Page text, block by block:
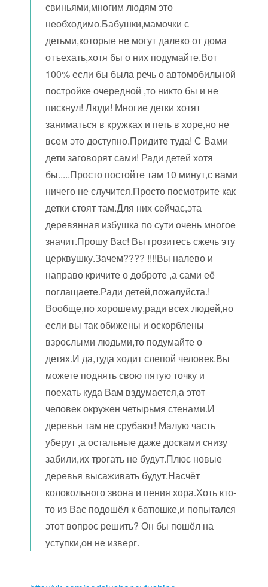
свиньями,многим людям это
необходимо.Бабушки,мамочки с
детьми,которые не могут далеко от дома
отъехать,хотя бы о них подумайте.Вот
100% если бы была речь о автомобильной
постройке очередной ,то никто бы и не
пискнул! Люди! Многие детки хотят
заниматься в кружках и петь в хоре,но не
всем это доступно.Придите туда! С Вами
дети заговорят сами! Ради детей хотя
бы.....Просто постойте там 10 минут,с вами
ничего не случится.Просто посмотрите как
детки стоят там.Для них сейчас,эта
деревянная избушка по сути очень многое
значит.Прошу Вас! Вы грозитесь сжечь эту
церквушку.Зачем???? !!!!Вы налево и
направо кричите о доброте ,а сами её
поглащаете.Ради детей,пожалуйста.!
Вообще,по хорошему,ради всех людей,но
если вы так обижены и оскорблены
взрослыми людьми,то подумайте о
детях.И да,туда ходит слепой человек.Вы
можете поднять свою пятую точку и
поехать куда Вам вздумается,а этот
человек окружен четырьмя стенами.И
деревья там не срубают! Малую часть
уберут ,а остальные даже досками снизу
забили,их трогать не будут.Плюс новые
деревья высаживать будут.Насчёт
колокольного звона и пения хора.Хоть кто-
то из Вас подошёл к батюшке,и попытался
этот вопрос решить? Он бы пошёл на
уступки,он не изверг.